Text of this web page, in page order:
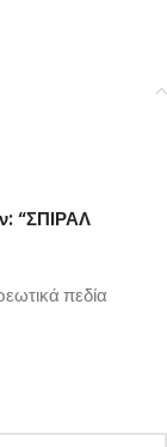
“ΣΠΙΡΑΛ
πεδία